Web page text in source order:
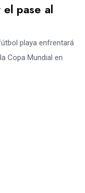
el pase al
playa enfrentará
Copa Mundial en